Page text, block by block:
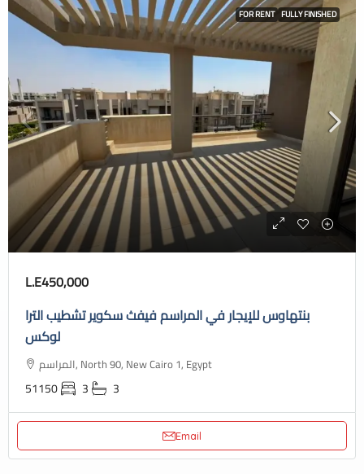
FOR RENT FULLY FINISHED
L.E450,000
بنتهاوس للإيجار في المراسم فيفث سكوير تشطيب الترا
لوكس
المراسم, North 90, New Cairo 1, Egypt
51150 3 3
Email